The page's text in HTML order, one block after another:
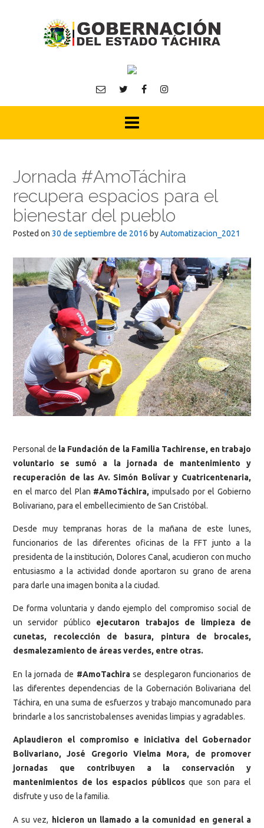
Jornada #AmoTáchira
recupera espacios para el
bienestar del pueblo
Posted on 30 de septiembre de 2016 byAutomatizacion_2021
Personal de la Fundación de la Familia Tachirense, en trabajo
voluntario se sumó a la jornada de mantenimiento y
recuperación de las Av. Simón Bolívar y Cuatricentenaria,
en el marco del Plan #AmoTáchira, impulsado por el Gobierno
Bolivariano, para el embellecimiento de San Cristóbal.
Desde muy tempranas horas de la mañana de este lunes,
funcionarios de las diferentes oficinas de la FFT junto a la
presidenta de la institución, Dolores Canal, acudieron con mucho
entusiasmo a la actividad donde aportaron su grano de arena
para darle una imagen bonita a la ciudad.
De forma voluntaria y dando ejemplo del compromiso social de
un servidor público ejecutaron trabajos de limpieza de
cunetas, recolección de basura, pintura de brocales,
desmalezamiento de áreas verdes, entre otras.
En la jornada de #AmoTachirase desplegaron funcionarios de
las diferentes dependencias de la Gobernación Bolivariana del
Táchira, en una suma de esfuerzos y trabajo mancomunado para
brindarle a los sancristobalenses avenidas limpias y agradables.
Aplaudieron el compromiso e iniciativa del Gobernador
Bolivariano, José Gregorio Vielma Mora, de promover
jornadas que contribuyen a la conservación y
mantenimientos de los espacios públicosque son para el
disfrute y uso de la familia.
A su vez, hicieron un llamado a la comunidad en general a